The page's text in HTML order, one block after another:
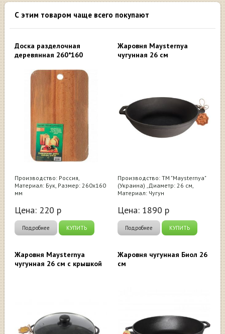
С этим товаром чаще всего покупают
Доска разделочная
деревянная 260*160
Производство: Россия,
Материал: Бук, Размер: 260х160
мм
Цена: 220 р
Подробнее КУПИТЬ
Жаровня Maysternya
чугунная 26 см
Производство: ТМ "Maysternya"
(Украина) ,Диаметр: 26 см,
Материал: Чугун
Цена: 1890 р
Подробнее КУПИТЬ
Жаровня Maysternya
чугунная 26 см с крышкой
Жаровня чугунная Биол 26
см